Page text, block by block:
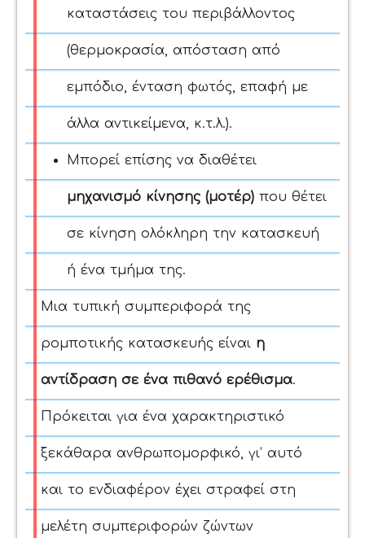
καταστάσεις του περιβάλλοντος
(θερμοκρασία, απόσταση από
εμπόδιο, ένταση φωτός, επαφή με
άλλα αντικείμενα, κ.τ.λ.).
Μπορεί επίσης να διαθέτει
μηχανισμό κίνησης (μοτέρ) που θέτει
σε κίνηση ολόκληρη την κατασκευή
ή ένα τμήμα της.
Μια τυπική συμπεριφορά της
ρομποτικής κατασκευής είναι η
αντίδραση σε ένα πιθανό ερέθισμα.
Πρόκειται για ένα χαρακτηριστικό
ξεκάθαρα ανθρωπομορφικό, γι’ αυτό
και το ενδιαφέρον έχει στραφεί στη
μελέτη συμπεριφορών ζώντων